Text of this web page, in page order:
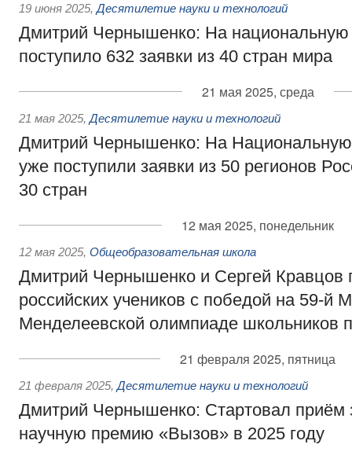
19 июня 2025, Десятилетие науки и технологий
Дмитрий Чернышенко: На
поступило 632 заявки из 40 стран мира
21 мая 2025, среда
21 мая 2025, Десятилетие науки и технологий
Дмитрий Чернышенко: На
уже поступили заявки из 50 регионов
30 стран
12 мая 2025, понедельник
12 мая 2025, Общеобразовательная школа
Дмитрий Чернышенко и Сергей Кравцов
российских учеников с победой на 59-й
Менделеевской олимпиаде школьников
21 февраля 2025, пятница
21 февраля 2025, Десятилетие науки и технологий
Дмитрий Чернышенко: Стартовал приём
научную премию «Вызов» в 2025 году